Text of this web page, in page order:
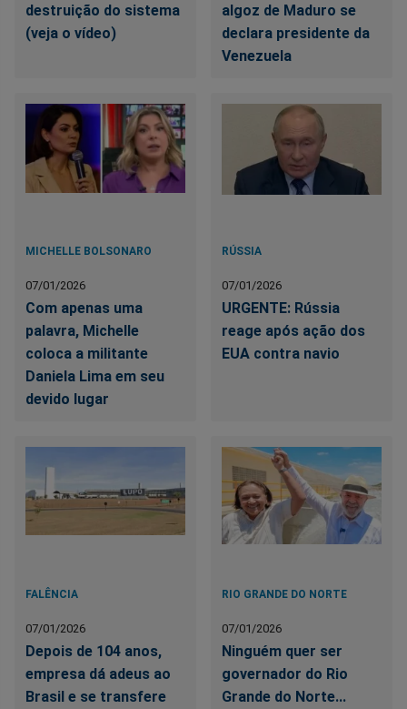
destruição do sistema
(veja o vídeo)
algoz de Maduro se
declara presidente da
Venezuela
MICHELLE BOLSONARO
07/01/2026
Com apenas uma
palavra, Michelle
coloca a militante
Daniela Lima em seu
devido lugar
RÚSSIA
07/01/2026
URGENTE: Rússia
reage após ação dos
EUA contra navio
FALÊNCIA
07/01/2026
Depois de 104 anos,
empresa dá adeus ao
Brasil e se transfere
RIO GRANDE DO NORTE
07/01/2026
Ninguém quer ser
governador do Rio
Grande do Norte...